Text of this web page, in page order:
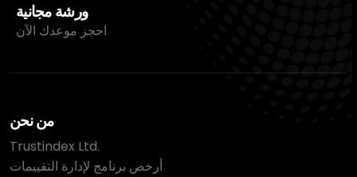
ورشة مجانية
احجز موعدك الآن
من نحن
Trustindex Ltd.
أرخص برنامج لإدارة التقييمات